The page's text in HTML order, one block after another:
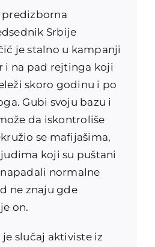
predizborna
Srbije
je stalno u kampanji
i na pad rejtinga koji
skoro godinu i po
Gubi svoju bazu i
da iskontroliše
se mafijašima,
koji su puštani
normalne
ne znaju gde
on.
slučaj aktiviste iz